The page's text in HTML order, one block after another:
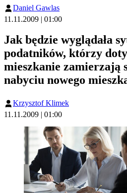
Daniel Gawlas
11.11.2009 | 01:00
Jak będzie wyglądała
podatników, którzy
mieszkanie zamierzają
nabyciu nowego
Krzysztof Klimek
11.11.2009 | 01:00